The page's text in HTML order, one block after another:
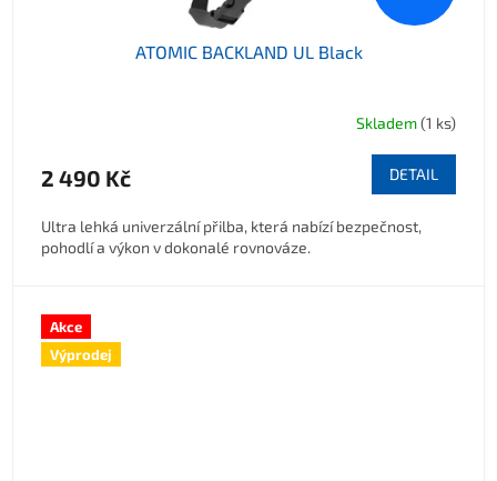
ATOMIC BACKLAND UL Black
Skladem(1 ks)
2 490 Kč DETAIL
Ultra lehká univerzální přilba, která nabízí bezpečnost,
pohodlí a výkon v dokonalé rovnováze.
Akce
Výprodej